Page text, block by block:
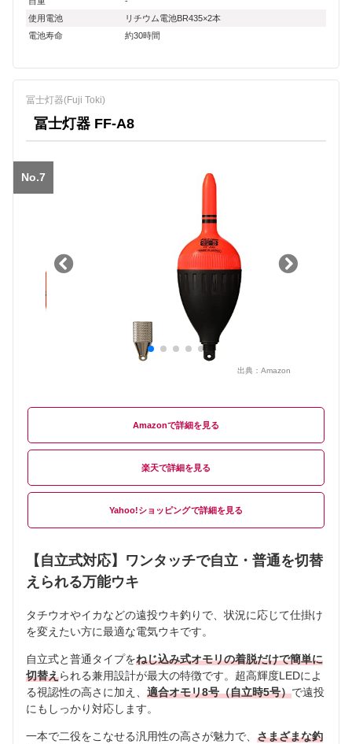
使用電池
リチウム電池BR435×2本
電池寿命
約30時間
冨士灯器(Fuji Toki)
冨士灯器 FF-A8
No.7
出典： Amazon
Amazon
楽天
Yahoo!ショッピング
【自立式対応】ワンタッチで自立・普通を切替
えられる万能ウキ
タチウオやイカなどの遠投ウキ釣りで、状況に応じて仕掛け
を変えたい方に最適な電気ウキです。
自立式と普通タイプをねじ込み式オモリの着脱だけで簡単に
切替えられる兼用設計が最大の特徴です。超高輝度LEDによ
る視認性の高さに加え、 適合オモリ8号（自立時5号）で遠投
にもしっかり対応します。
一本で二役をこなせる汎用性の高さが魅力で、 さまざまな釣